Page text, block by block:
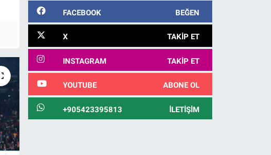
FACEBOOK BEĞEN
X TAKIP ET
INSTAGRAM TAKIP ET
YOUTUBE ABONE OL
+905423395813 İLETIŞIM